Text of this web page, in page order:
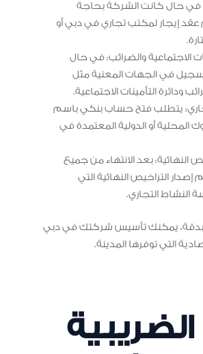
في حال كانت الشركة بحاجة
إيجار لمكتب تجاري في دبي أو
الاجتماعية والضرائب: في حال
في الجهات المعنية مثل
ودائرة التأمينات الاجتماعية.
يتطلب فتح حساب بنكي باسم
المحلية أو الدولية المعتمدة في
النهائية: بعد الانتهاء من جميع
إصدار التراخيص النهائية التي
النشاط التجاري.
بدقة، يمكنك تأسيس شركتك في دبي
التي توفرها المدينة.
الضريبية